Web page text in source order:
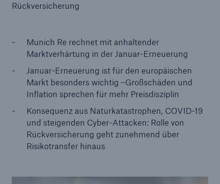
Rückversicherung
Munich Re rechnet mit anhaltender
Marktverhärtung in der Januar-Erneuerung
Januar-Erneuerung ist für den europäischen
Markt besonders wichtig –Großschäden und
Inflation sprechen für mehr Preisdisziplin
Konsequenz aus Naturkatastrophen, COVID-19
und steigenden Cyber-Attacken: Rolle von
Rückversicherung geht zunehmend über
Risikotransfer hinaus
Our expert perspective for insurance